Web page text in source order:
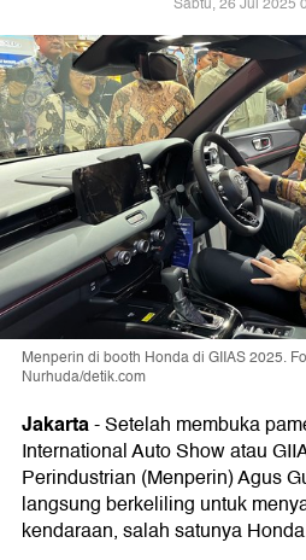
Menperin di booth Honda di GIIAS 2025.
Nurhuda/detik.com
Jakarta-Setelah membuka
International Auto Show atau
Perindustrian (Menperin) Agus
langsung berkeliling untuk
kendaraan, salah satunya